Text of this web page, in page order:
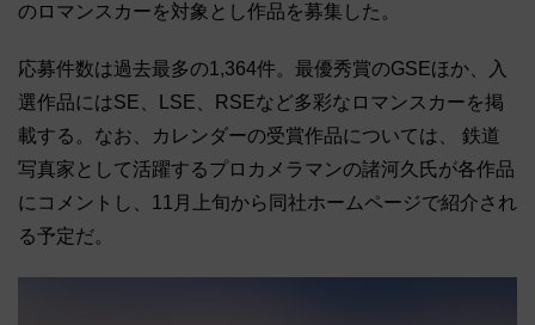
のロマンスカーを対象とし作品を募集した。
応募件数は過去最多の1,364件。最優秀賞のGSEほか、入
選作品にはSE、LSE、RSEなど多彩なロマンスカーを掲
載する。なお、カレンダーの受賞作品については、 鉄道
写真家として活躍するプロカメラマンの諸河久氏が各作品
にコメントし、11月上旬から同社ホームページで紹介され
る予定だ。